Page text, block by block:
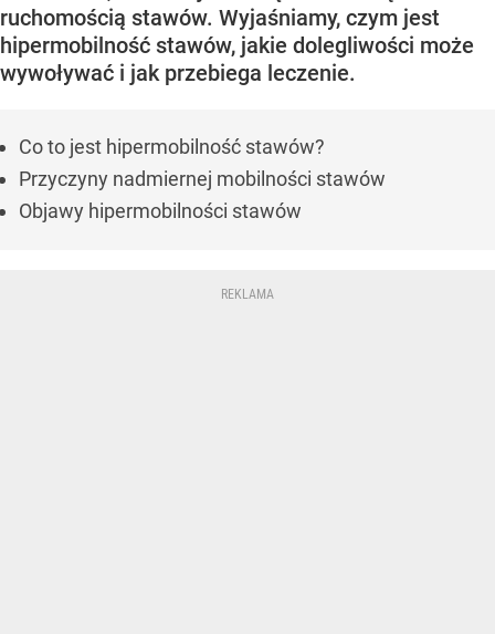
ruchomością stawów. Wyjaśniamy, czym jest
hipermobilność stawów, jakie dolegliwości może
wywoływać i jak przebiega leczenie.
Co to jest hipermobilność stawów?
Przyczyny nadmiernej mobilności stawów
Objawy hipermobilności stawów